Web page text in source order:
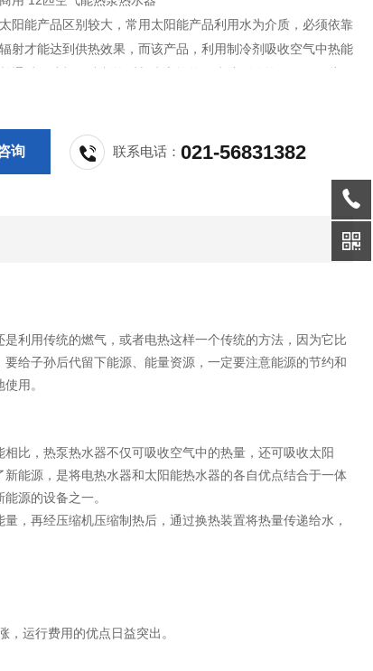
阳能产品区别较大，常用太阳能产品利用水为介质，必须依靠
射才能达到供热效果，而该产品，利用制冷剂吸收空气中热能
通过压缩机压缩制热后与水交换热量来达到供热效果，因此产
询 联系电话：021-56831382
利用传统的燃气，或者电热这样一个传统的方法，因为它比
给子孙后代留下能源、能量资源，一定要注意能源的节约和
用。
比，热泵热水器不仅可吸收空气中的热量，还可吸收太阳
能源，是将电热水器和太阳能热水器的各自优点结合于一体
源的设备之一。
，再经压缩机压缩制热后，通过换热装置将热量传递给水，
运行费用的优点日益突出。